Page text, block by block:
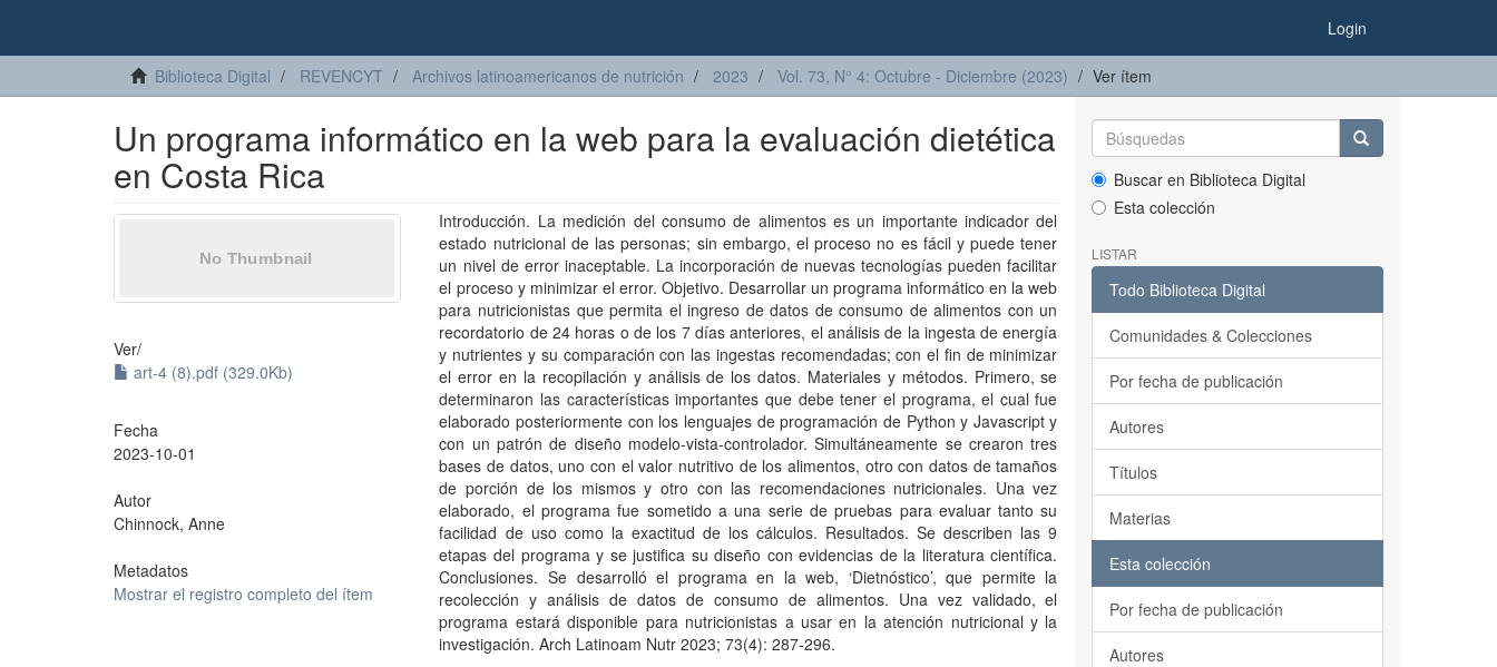
Login
Biblioteca Digital REVENCYT Archivos latinoamericanos de nutrición 2023 Vol. 73, N° 4: Octubre - Diciembre (2023) Ver ítem
Un programa informático en la web para la evaluación dietética
en Costa Rica
Ver/
art-4 (8).pdf (329.0Kb)
Fecha
2023-10-01
Autor
Chinnock, Anne
Metadatos
Mostrar el registro completo del ítem
Introducción. La medición del consumo de alimentos es un importante indicador del
estado nutricional de las personas; sin embargo, el proceso no es fácil y puede tener
un nivel de error inaceptable. La incorporación de nuevas tecnologías pueden facilitar
el proceso y minimizar el error. Objetivo. Desarrollar un programa informático en la web
para nutricionistas que permita el ingreso de datos de consumo de alimentos con un
recordatorio de 24 horas o de los 7 días anteriores, el análisis de la ingesta de energía
y nutrientes y su comparación con las ingestas recomendadas; con el fin de minimizar
el error en la recopilación y análisis de los datos. Materiales y métodos. Primero, se
determinaron las características importantes que debe tener el programa, el cual fue
elaborado posteriormente con los lenguajes de programación de Python y Javascript y
con un patrón de diseño modelo-vista-controlador. Simultáneamente se crearon tres
bases de datos, uno con el valor nutritivo de los alimentos, otro con datos de tamaños
de porción de los mismos y otro con las recomendaciones nutricionales. Una vez
elaborado, el programa fue sometido a una serie de pruebas para evaluar tanto su
facilidad de uso como la exactitud de los cálculos. Resultados. Se describen las 9
etapas del programa y se justifica su diseño con evidencias de la literatura científica.
Conclusiones. Se desarrolló el programa en la web, ‘Dietnóstico’, que permite la
recolección y análisis de datos de consumo de alimentos. Una vez validado, el
programa estará disponible para nutricionistas a usar en la atención nutricional y la
investigación. Arch Latinoam Nutr 2023; 73(4): 287-296.
Buscar en Biblioteca Digital
Esta colección
LISTAR
Todo Biblioteca Digital
Comunidades & Colecciones
Por fecha de publicación
Autores
Títulos
Materias
Esta colección
Por fecha de publicación
Autores